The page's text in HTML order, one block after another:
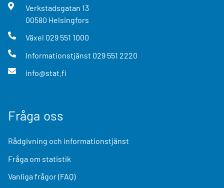
Verkstadsgatan 13
00580 Helsingfors
Växel 029 551 1000
Informationstjänst 029 551 2220
info@stat.fi
Fråga oss
Rådgivning och informationstjänst
Fråga om statistik
Vanliga frågor (FAQ)